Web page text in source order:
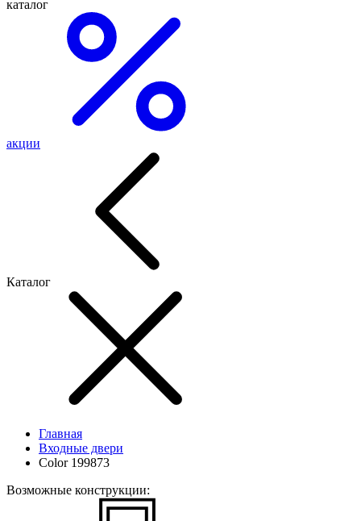
каталог
акции
Каталог
Главная
Входные двери
Color 199873
Возможные конструкции: